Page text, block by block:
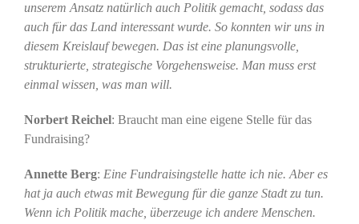
unserem Ansatz natürlich auch Politik gemacht, sodass das
auch für das Land interessant wurde. So konnten wir uns in
diesem Kreislauf bewegen. Das ist eine planungsvolle,
strukturierte, strategische Vorgehensweise. Man muss erst
einmal wissen, was man will.
Norbert Reichel: Braucht man eine eigene Stelle für das
Fundraising?
Annette Berg: Eine Fundraisingstelle hatte ich nie. Aber es
hat ja auch etwas mit Bewegung für die ganze Stadt zu tun.
Wenn ich Politik mache, überzeuge ich andere Menschen.